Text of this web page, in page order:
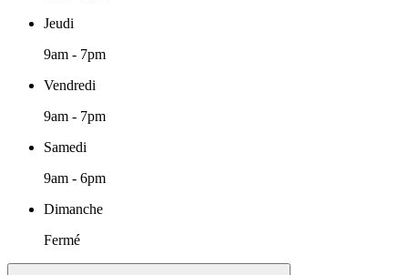
Jeudi
9am - 7pm
Vendredi
9am - 7pm
Samedi
9am - 6pm
Dimanche
Fermé